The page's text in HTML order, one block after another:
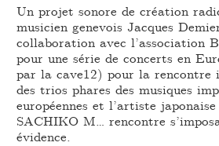
Un projet sonore de création
musicien genevois Jacques
collaboration avec l’association
pour une série de concerts en
par la cave12) pour la rencontre
des trios phares des musiques
européennes et l’artiste
SACHIKO M… rencontre
évidence.